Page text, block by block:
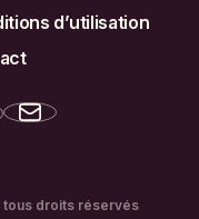
d’utilisation
tous droits réservés